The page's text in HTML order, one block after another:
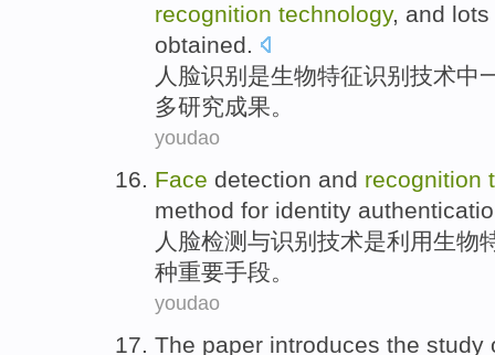
recognition technology, and lots
obtained.
人脸识别 是生物特征识别 技术中
多研究成果。
youdao
Face detection and recognition
method for identity
人脸检测 与识别 技术是利用生物
种重要手段。
youdao
The paper introduces the study